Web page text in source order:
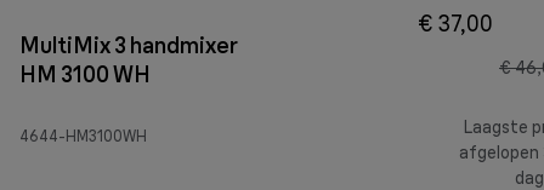
MultiMix 3 handmixer
HM 3100 WH
4644-HM3100WH
€ 37,00
€
Laagste
afgelopen